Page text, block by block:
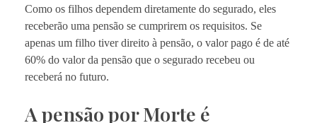
Como os filhos dependem diretamente do segurado, eles
receberão uma pensão se cumprirem os requisitos. Se
apenas um filho tiver direito à pensão, o valor pago é de até
60% do valor da pensão que o segurado recebeu ou
receberá no futuro.
A pensão por Morte é